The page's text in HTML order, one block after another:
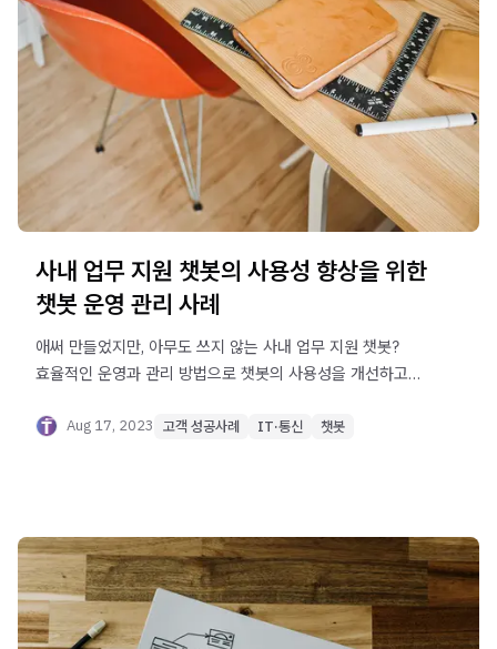
사내 업무 지원 챗봇의 사용성 향상을 위한
챗봇 운영 관리 사례
애써 만들었지만, 아무도 쓰지 않는 사내 업무 지원 챗봇?
효율적인 운영과 관리 방법으로 챗봇의 사용성을 개선하고
Aug 17, 2023 고객 성공사례 IT·통신 챗봇